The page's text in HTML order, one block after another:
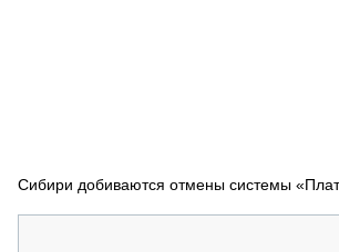
СПЕЦПРОЕКТЫ
Сибири добиваются отмены системы